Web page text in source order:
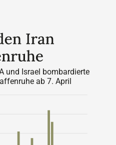
und Israel bombardierte
ab 7. April